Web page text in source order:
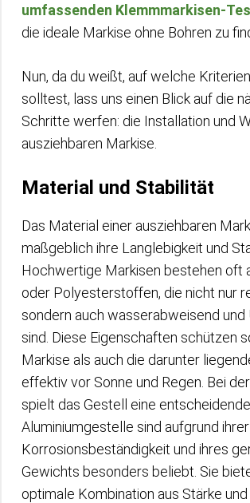
umfassenden Klemmmarkisen-
die ideale Markise ohne Bohren zu
Nun, da du weißt, auf welche
solltest, lass uns einen Blick auf die
Schritte werfen: die Installation und
ausziehbaren Markise.
Material und Stabilität
Das Material einer ausziehbaren
maßgeblich ihre Langlebigkeit und
Hochwertige Markisen bestehen oft
oder Polyesterstoffen, die nicht nur
sondern auch wasserabweisend und
sind. Diese Eigenschaften schützen
Markise als auch die darunter
effektiv vor Sonne und Regen. Bei
spielt das Gestell eine entscheidende
Aluminiumgestelle sind aufgrund ihrer
Korrosionsbeständigkeit und ihres
Gewichts besonders beliebt. Sie
optimale Kombination aus Stärke